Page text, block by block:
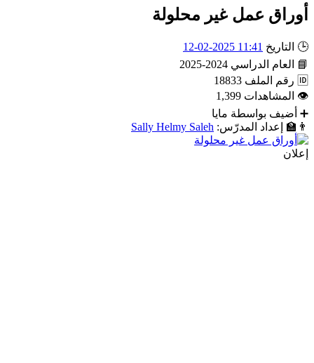
أوراق عمل غير محلولة
🕒 التاريخ 11:41 2025-02-12
📘
العام الدراسي 2024-2025
🆔 رقم الملف 18833
👁
المشاهدات 1,399
➕
أضيف بواسطة مايا
👨‍🏫
إعداد المدرّس: Sally Helmy Saleh
إعلان